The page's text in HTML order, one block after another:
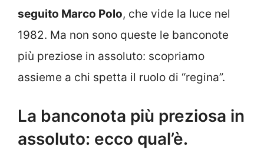
seguito Marco Polo, che vide la luce nel
1982. Ma non sono queste le banconote
più preziose in assoluto: scopriamo
assieme a chi spetta il ruolo di “regina”.
La banconota più preziosa in
assoluto: ecco qual’è.